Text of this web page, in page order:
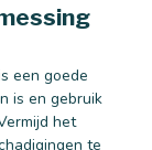
een goede
is en gebruik
het
te